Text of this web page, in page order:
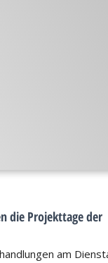
die Projekttage der
am